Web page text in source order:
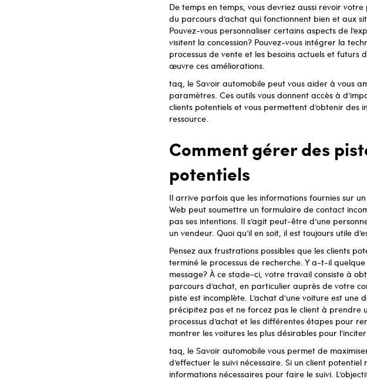
De temps en temps, vous devriez aussi revoir
du parcours d’achat qui fonctionnent bien et aux
Pouvez-vous personnaliser certains aspects de
visitent la concession? Pouvez-vous intégrer la
processus de vente et les besoins actuels et futurs
œuvre ces améliorations.
taq, le Savoir automobile peut vous aider à vous
paramètres. Ces outils vous donnent accès à
clients potentiels et vous permettent d’obtenir des
ressource.
Comment gérer des
potentiels
Il arrive parfois que les informations fournies sur
Web peut soumettre un formulaire de contact
pas ses intentions. Il s’agit peut-être d’une
un vendeur. Quoi qu’il en soit, il est toujours utile
Pensez aux frustrations possibles que les clients
terminé le processus de recherche. Y a-t-il
message? À ce stade-ci, votre travail consiste à
parcours d’achat, en particulier auprès de votre
piste est incomplète. L’achat d’une voiture est
précipitez pas et ne forcez pas le client à prendre
processus d’achat et les différentes étapes pour
montrer les voitures les plus désirables pour
taq, le Savoir automobile vous permet de
d’effectuer le suivi nécessaire. Si un client
informations nécessaires pour faire le suivi.